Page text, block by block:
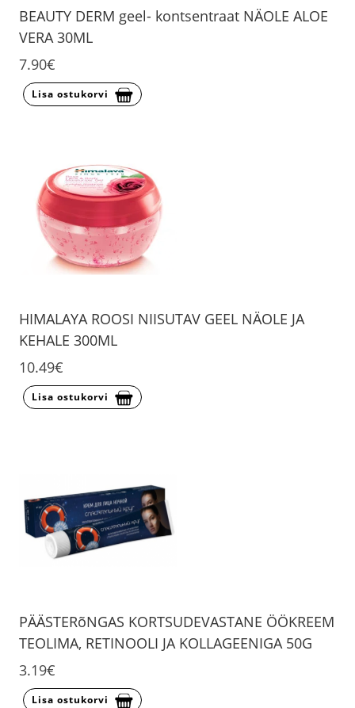
BEAUTY DERM geel- kontsentraat NÄOLE ALOE
VERA 30ML
7.90€
Lisa ostukorvi
HIMALAYA ROOSI NIISUTAV GEEL NÄOLE JA
KEHALE 300ML
10.49€
Lisa ostukorvi
PÄÄSTERõNGAS KORTSUDEVASTANE ÖÖKREEM
TEOLIMA, RETINOOLI JA KOLLAGEENIGA 50G
3.19€
Lisa ostukorvi